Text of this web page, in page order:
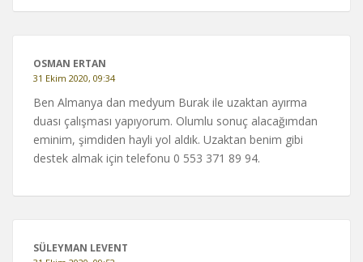
OSMAN ERTAN
31 Ekim 2020, 09:34
Ben Almanya dan medyum Burak ile uzaktan ayırma
duası çalışması yapıyorum. Olumlu sonuç alacağımdan
eminim, şimdiden hayli yol aldık. Uzaktan benim gibi
destek almak için telefonu 0 553 371 89 94.
SÜLEYMAN LEVENT